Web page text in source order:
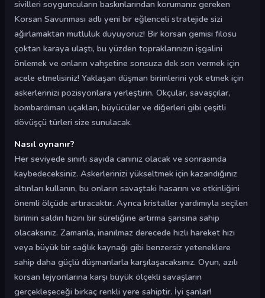
sivilleri soyguncuların baskınlarından korumanız gereken
Korsan Savunması adlı yeni bir eğlenceli stratejide sizi
ağırlamaktan mutluluk duyuyoruz! Bir korsan gemisi filosu
çoktan karaya ulaştı, bu yüzden topraklarınızın işgalini
önlemek ve onların vahşetine sonsuza dek son vermek için
acele etmelisiniz! Yaklaşan düşman birimlerini yok etmek için
askerlerinizi pozisyonlara yerleştirin. Okçular, savaşçılar,
bombardıman uçakları, büyücüler ve diğerleri gibi çeşitli
dövüşçü türleri size sunulacak.
Nasıl oynanır?
Her seviyede sınırlı sayıda canınız olacak ve sonrasında
kaybedeceksiniz. Askerlerinizi yükseltmek için kazandığınız
altınları kullanın, bu onların savaştaki hasarını ve etkinliğini
önemli ölçüde artıracaktır. Ayrıca kristaller yardımıyla seçilen
birimin saldırı hızını bir süreliğine artırma şansına sahip
olacaksınız. Zamanla, inanılmaz derecede hızlı hareket hızı
veya büyük bir sağlık kaynağı gibi benzersiz yeteneklere
sahip daha güçlü düşmanlarla karşılaşacaksınız. Oyun, azılı
korsan lejyonlarına karşı büyük ölçekli savaşların
gerçekleşeceği birkaç renkli yere sahiptir. İyi şanlar!